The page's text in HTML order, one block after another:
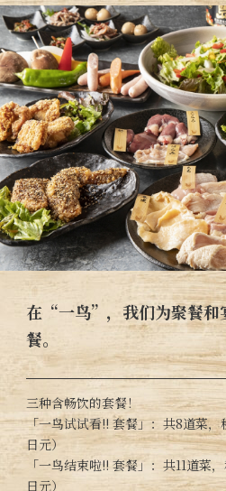
在“一鸟”，我们为聚餐和
餐。
三种含畅饮的套餐！
「一鸟试试看!! 套餐」：共8道菜
日元）
「一鸟结束啦!! 套餐」：共11道菜
日元）